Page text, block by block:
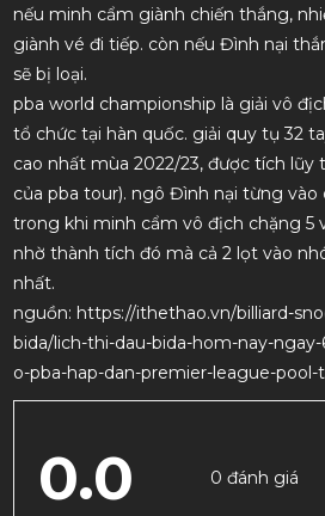
nếu minh cẩm giành chiến thắng,
giành vé đi tiếp. còn nếu Đình nại
sẽ bị loại.
pba world championship là giải vô
tổ chức tại hàn quốc. giải quy tụ 32
cao nhất mùa 2022/23, được tích lũy
của pba tour). ngô Đình nại từng vào
trong khi minh cẩm vô địch chặng 5
nhờ thành tích đó mà cả 2 lọt vào
nhất.
nguồn: https://ithethao.vn/billiard-
bida/lich-thi-dau-bida-hom-nay-
o-pba-hap-dan-premier-league-pool-
0.0 0 đánh giá